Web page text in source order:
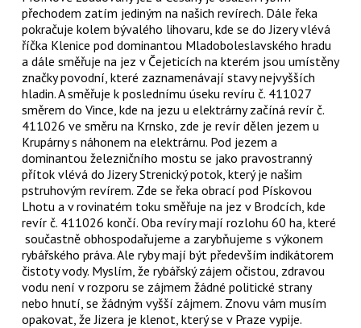
přechodem zatím jediným na našich revírech. Dále řeka
pokračuje kolem bývalého lihovaru, kde se do Jizery vlévá
říčka Klenice pod dominantou Mladoboleslavského hradu
a dále směřuje na jez v Čejeticích na kterém jsou umístěny
značky povodní, které zaznamenávají stavy nejvyšších
hladin. A směřuje k poslednímu úseku revíru č. 411027
směrem do Vince, kde na jezu u elektrárny začíná revír č.
411026 ve směru na Krnsko, zde je revír dělen jezem u
Krupárny s náhonem na elektrárnu. Pod jezem a
dominantou železničního mostu se jako pravostranný
přítok vlévá do Jizery Strenický potok, který je našim
pstruhovým revírem. Zde se řeka obrací pod Pískovou
Lhotu a v rovinatém toku směřuje na jez v Brodcích, kde
revír č. 411026 končí. Oba revíry mají rozlohu 60 ha, které
součastně obhospodařujeme a zarybňujeme s výkonem
rybářského práva. Ale ryby mají být především indikátorem
čistoty vody. Myslím, že rybářský zájem očistou, zdravou
vodu není v rozporu se zájmem žádné politické strany
nebo hnutí, se žádným vyšší zájmem. Znovu vám musím
opakovat, že Jizera je klenot, který se v Praze vypije.